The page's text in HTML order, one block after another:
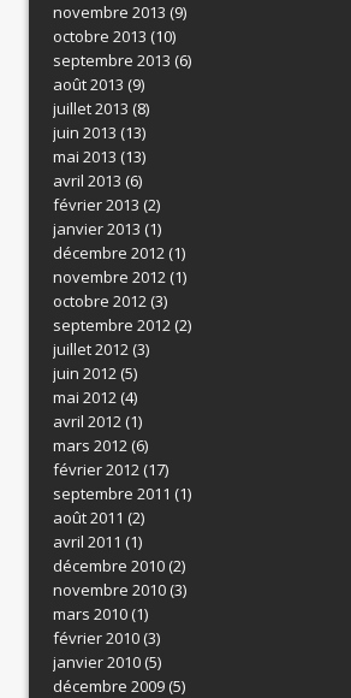
novembre 2013 (9)
octobre 2013 (10)
septembre 2013 (6)
août 2013 (9)
juillet 2013 (8)
juin 2013 (13)
mai 2013 (13)
avril 2013 (6)
février 2013 (2)
janvier 2013 (1)
décembre 2012(1)
novembre 2012(1)
octobre 2012(3)
septembre 2012(2)
juillet 2012(3)
juin 2012(5)
mai 2012(4)
avril 2012(1)
mars 2012(6)
février 2012(17)
septembre 2011 (1)
août 2011 (2)
avril 2011 (1)
décembre 2010(2)
novembre 2010(3)
mars 2010(1)
février 2010(3)
janvier 2010(5)
décembre 2009(5)